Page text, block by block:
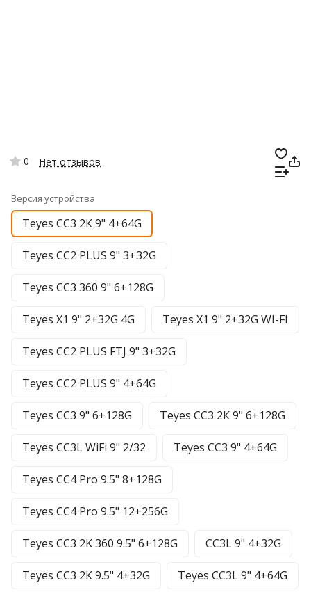
0 Нет отзывов
Версия устройства
Teyes CC3 2К 9" 4+64G
Teyes CC2 PLUS 9" 3+32G
Teyes CC3 360 9" 6+128G
Teyes X1 9" 2+32G 4G Teyes X1 9" 2+32G WI-FI
Teyes CC2 PLUS FTJ 9" 3+32G
Teyes CC2 PLUS 9" 4+64G
Teyes CC3 9" 6+128G Teyes CC3 2К 9" 6+128G
Teyes CC3L WiFi 9" 2/32 Teyes CC3 9" 4+64G
Teyes CC4 Pro 9.5" 8+128G
Teyes CC4 Pro 9.5" 12+256G
Teyes CC3 2K 360 9.5" 6+128G CC3L 9" 4+32G
Teyes CC3 2К 9.5" 4+32G Teyes CC3L 9" 4+64G